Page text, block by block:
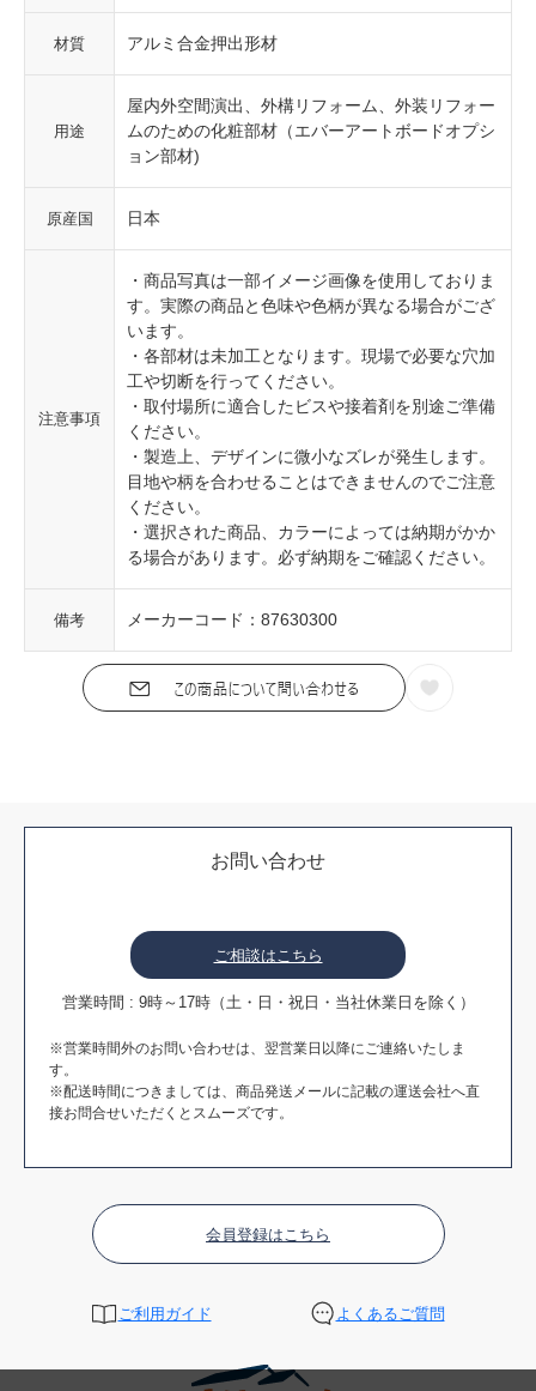
材質 アルミ合金押出形材
用途
屋内外空間演出、外構リフォーム、外装リフォー
ムのための化粧部材（エバーアートボードオプシ
ョン部材)
原産国 日本
注意事項
・商品写真は一部イメージ画像を使用しておりま
す。実際の商品と色味や色柄が異なる場合がござ
います。
・各部材は未加工となります。現場で必要な穴加
工や切断を行ってください。
・取付場所に適合したビスや接着剤を別途ご準備
ください。
・製造上、デザインに微小なズレが発生します。
目地や柄を合わせることはできませんのでご注意
ください。
・選択された商品、カラーによっては納期がかか
る場合があります。必ず納期をご確認ください。
備考 メーカーコード：87630300
お問い合わせ
ご相談はこちら
営業時間 : 9時～17時（土・日・祝日・当社休業日を除く）
※営業時間外のお問い合わせは、翌営業日以降にご連絡いたしま
す。
※配送時間につきましては、商品発送メールに記載の運送会社へ直
接お問合せいただくとスムーズです。
会員登録はこちら
ご利用ガイド よくあるご質問